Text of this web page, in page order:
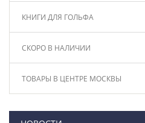
КНИГИ ДЛЯ ГОЛЬФА
СКОРО В НАЛИЧИИ
ТОВАРЫ В ЦЕНТРЕ МОСКВЫ